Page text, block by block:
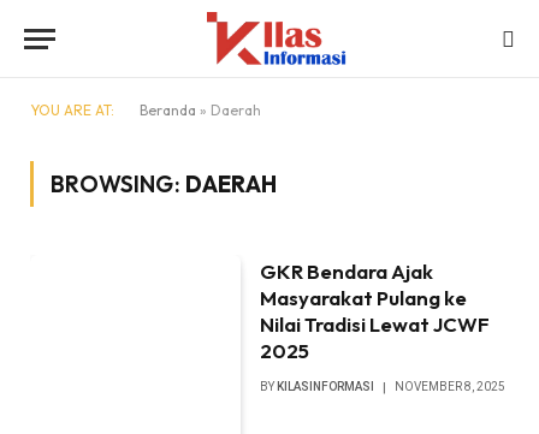
YOU ARE AT: Beranda » Daerah
BROWSING: DAERAH
GKR Bendara Ajak
Masyarakat Pulang ke
Nilai Tradisi Lewat JCWF
2025
BY KILASINFORMASI NOVEMBER 8, 2025